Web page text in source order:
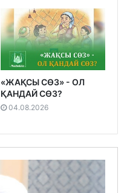
«ЖАҚСЫ СӨЗ» - ОЛ
ҚАНДАЙ СӨЗ?
04.08.2026